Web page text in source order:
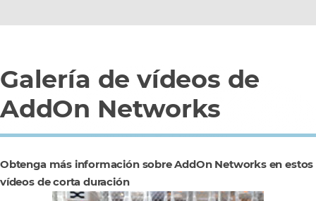
Galería de vídeos de
AddOn Networks
Obtenga más información sobre AddOn Networks en estos
vídeos de corta duración